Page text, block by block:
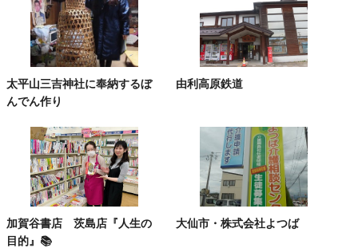
太平山三吉神社に奉納するぼ
んでん作り
由利高原鉄道
加賀谷書店 茨島店『人生の
目的』📚
大仙市・株式会社よつば